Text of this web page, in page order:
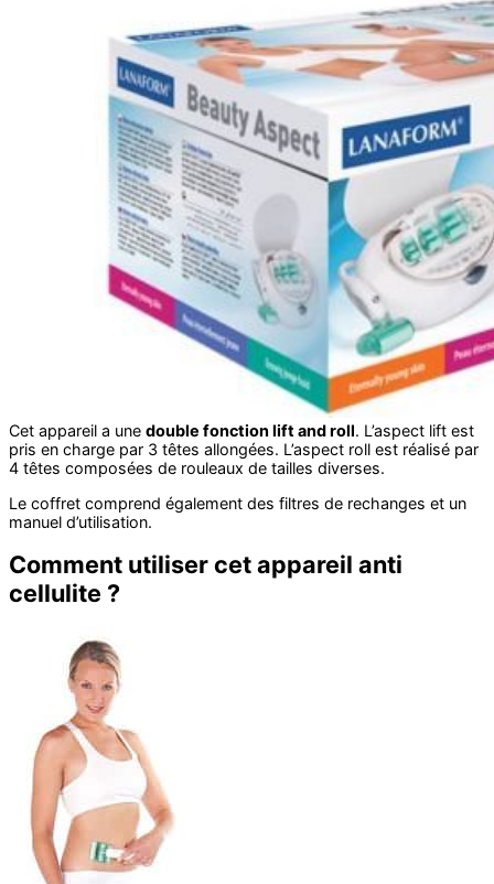
Cet appareil a une double fonction lift and roll. L’aspect lift est
pris en charge par 3 têtes allongées. L’aspect roll est réalisé par
4 têtes composées de rouleaux de tailles diverses.
Le coffret comprend également des filtres de rechanges et un
manuel d’utilisation.
Comment utiliser cet appareil anti
cellulite ?